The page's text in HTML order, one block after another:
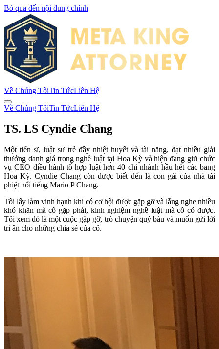
Bỏ qua đến nội dung chính
Về Chúng TôiTin TứcLiên Hệ
Về Chúng TôiTin TứcLiên Hệ
TS. LS Cyndie Chang
Một tiến sĩ, luật sư trẻ đầy nhiệt huyết và tài năng, đạt nhiều giải
thưởng danh giá trong nghề luật tại Hoa Kỳ và hiện đang giữ chức
vụ CEO điều hành tổ hợp luật hơn 40 chi nhánh hầu hết các bang
Hoa Kỳ. Cyndie Chang còn được biết đến là con gái của nhà tài
phiệt nổi tiếng Mario P Chang.
Tôi lấy làm vinh hạnh khi có cơ hội được gặp gỡ và lắng nghe nhiều
khó khăn mà cô gặp phải, kinh nghiệm nghề luật mà cô có được.
Tôi xem đó là một cuộc gặp gỡ, trò chuyện quý báu và muốn gửi lời
tri ân cho những chia sẻ của cô.